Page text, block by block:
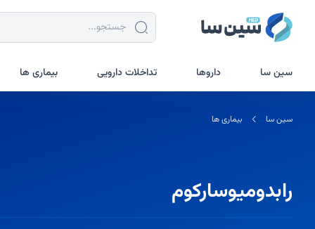
جستجو در سین سا
سین سا داروها تداخلات دارویی بیماری ها
سین سا بیماری ها
رابدومیوسارکوم